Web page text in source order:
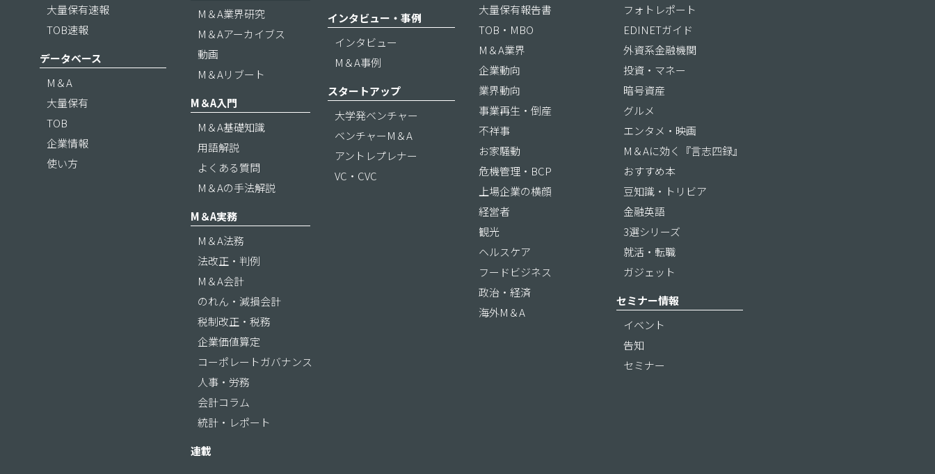
大量保有速報
TOB速報
データベース
M＆A
大量保有
TOB
企業情報
使い方
M＆A業界研究
M＆Aアーカイブス
動画
M＆Aリブート
M＆A入門
M＆A基礎知識
用語解説
よくある質問
M＆Aの手法解説
M＆A実務
M＆A法務
法改正・判例
M＆A会計
のれん・減損会計
税制改正・税務
企業価値算定
コーポレートガバナンス
人事・労務
会計コラム
統計・レポート
連載
インタビュー・事例
インタビュー
M＆A事例
スタートアップ
大学発ベンチャー
ベンチャーM＆A
アントレプレナー
VC・CVC
大量保有報告書
TOB・MBO
M＆A業界
企業動向
業界動向
事業再生・倒産
不祥事
お家騒動
危機管理・BCP
上場企業の横顔
経営者
観光
ヘルスケア
フードビジネス
政治・経済
海外M＆A
フォトレポート
EDINETガイド
外資系金融機関
投資・マネー
暗号資産
グルメ
エンタメ・映画
M＆Aに効く『言志四録』
おすすめ本
豆知識・トリビア
金融英語
3選シリーズ
就活・転職
ガジェット
セミナー情報
イベント
告知
セミナー